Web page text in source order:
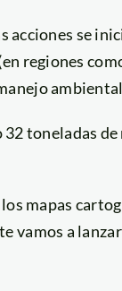
se
regiones
toneladas
mapas
vamos a